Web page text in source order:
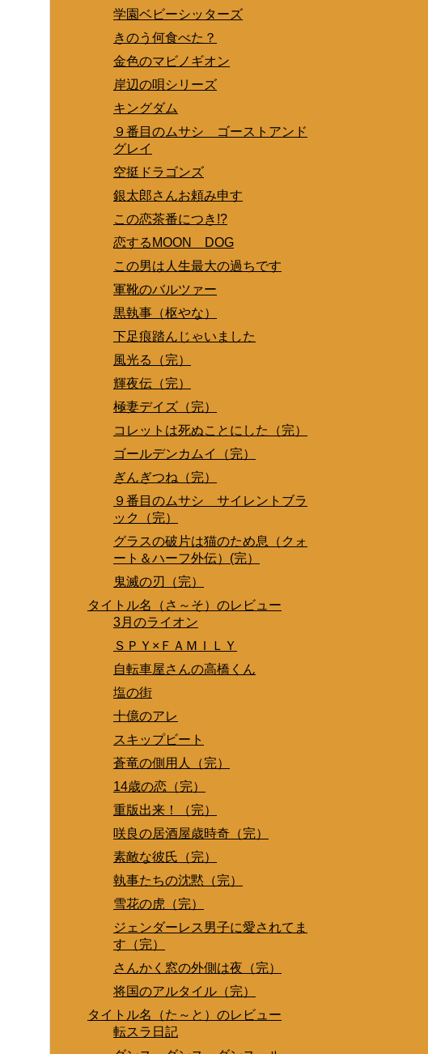
学園ベビーシッターズ
きのう何食べた？
金色のマビノギオン
岸辺の唄シリーズ
キングダム
９番目のムサシ ゴーストアンド
グレイ
空挺ドラゴンズ
銀太郎さんお頼み申す
この恋茶番につき!?
恋するMOON DOG
この男は人生最大の過ちです
軍靴のバルツァー
黒執事（枢やな）
下足痕踏んじゃいました
風光る（完）
輝夜伝（完）
極妻デイズ（完）
コレットは死ぬことにした（完）
ゴールデンカムイ（完）
ぎんぎつね（完）
９番目のムサシ サイレントブラ
ック（完）
グラスの破片は猫のため息（クォ
ート＆ハーフ外伝）(完）
鬼滅の刃（完）
タイトル名（さ～そ）のレビュー
3月のライオン
ＳＰＹ×ＦＡＭＩＬＹ
自転車屋さんの高橋くん
塩の街
十億のアレ
スキップビート
蒼竜の側用人（完）
14歳の恋（完）
重版出来！（完）
咲良の居酒屋歳時奇（完）
素敵な彼氏（完）
執事たちの沈黙（完）
雪花の虎（完）
ジェンダーレス男子に愛されてま
す（完）
さんかく窓の外側は夜（完）
将国のアルタイル（完）
タイトル名（た～と）のレビュー
転スラ日記